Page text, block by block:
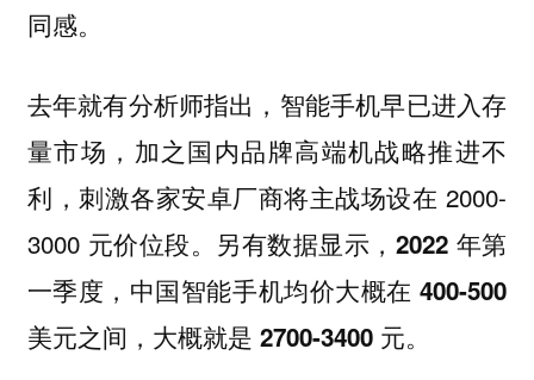
同感。
去年就有分析师指出，智能手机早已进入存
量市场，加之国内品牌高端机战略推进不
利，刺激各家安卓厂商将主战场设在 2000-
3000 元价位段。另有数据显示， 2022 年第
一季度，中国智能手机均价大概在 400-500
美元之间，大概就是 2700-3400 元。